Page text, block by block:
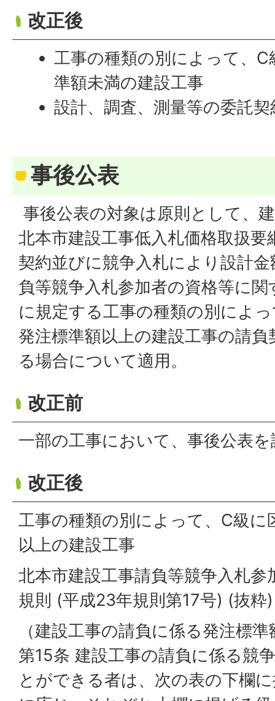
改正後
工事の種類の別によって、
準額未満の建設工事
設計、調査、測量等の委託契
事後公表
事後公表の対象は原則として、
北本市建設工事低入札価格取扱
契約並びに競争入札により設計
負等競争入札参加者の資格等に
に規定する工事の種類の別によ
発注標準額以上の建設工事の請
る場合について適用。
改正前
一部の工事において、事後公表
改正後
工事の種類の別によって、C級に
以上の建設工事
北本市建設工事請負等競争入札
規則 (平成23年規則第17号) (抜粋)
（建設工事の請負に係る発注標準
第15条 建設工事の請負に係る競
とができる者は、次の表の下欄